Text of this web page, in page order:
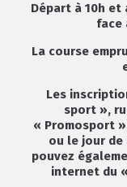
Départ à 10h
face
La course
Les
sport »,
« Promosport
ou le jour de
pouvez
internet du